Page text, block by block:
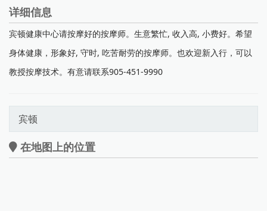
详细信息
宾顿健康中心请按摩好的按摩师。生意繁忙, 收入高, 小费好。希望
身体健康，形象好, 守时, 吃苦耐劳的按摩师。也欢迎新入行，可以
教授按摩技术。有意请联系905-451-9990
宾顿
在地图上的位置